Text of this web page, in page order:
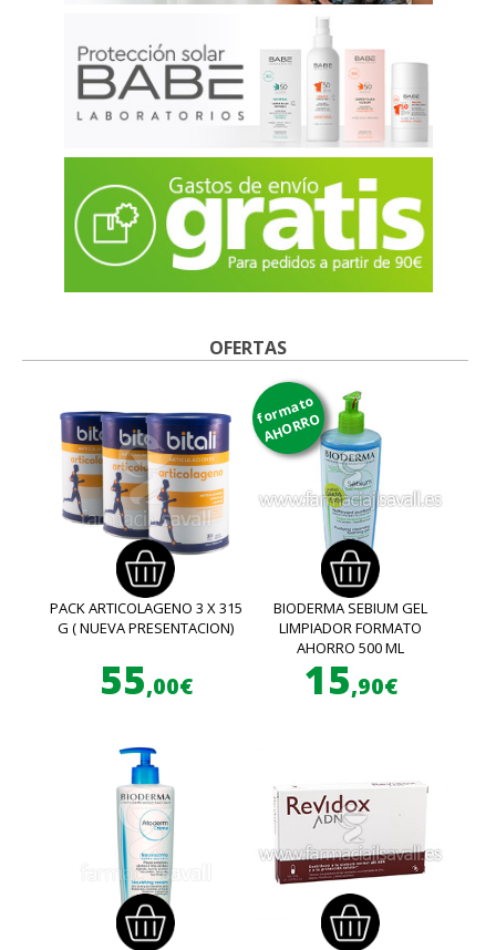
OFERTAS
PACK ARTICOLAGENO 3 X 315
G ( NUEVA PRESENTACION)
55,00€
formato
AHORRO
BIODERMA SEBIUM GEL
LIMPIADOR FORMATO
AHORRO 500 ML
15,90€